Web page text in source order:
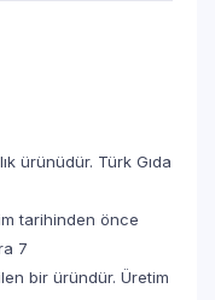
ürünüdür. Türk Gıda
tarihinden önce
7
bir üründür. Üretim